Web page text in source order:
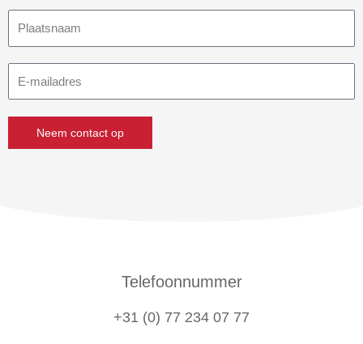
mailadres
Neem contact op
Telefoonnummer
+31 (0) 77 234 07 77